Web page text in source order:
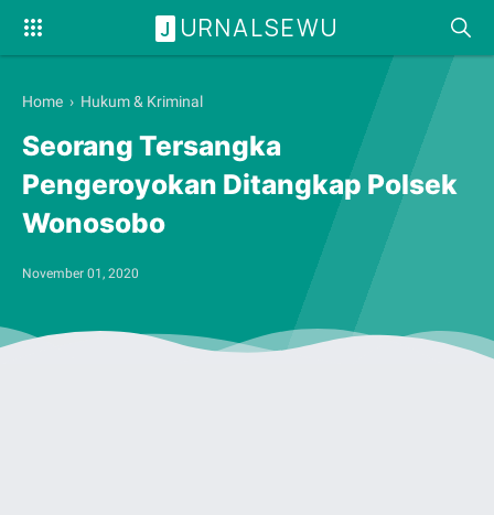
J URNALSEWU
Home › Hukum & Kriminal
Seorang Tersangka
Pengeroyokan Ditangkap Polsek
Wonosobo
November 01, 2020